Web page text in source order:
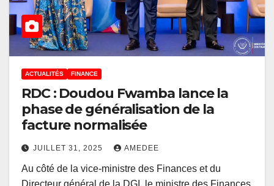
ACTUALITÉS FINANCE
RDC : Doudou Fwamba lance la
phase de généralisation de la
facture normalisée
JUILLET 31, 2025 AMEDEE
Au côté de la vice-ministre des Finances et du
Directeur général de la DGI, le ministre des Finances